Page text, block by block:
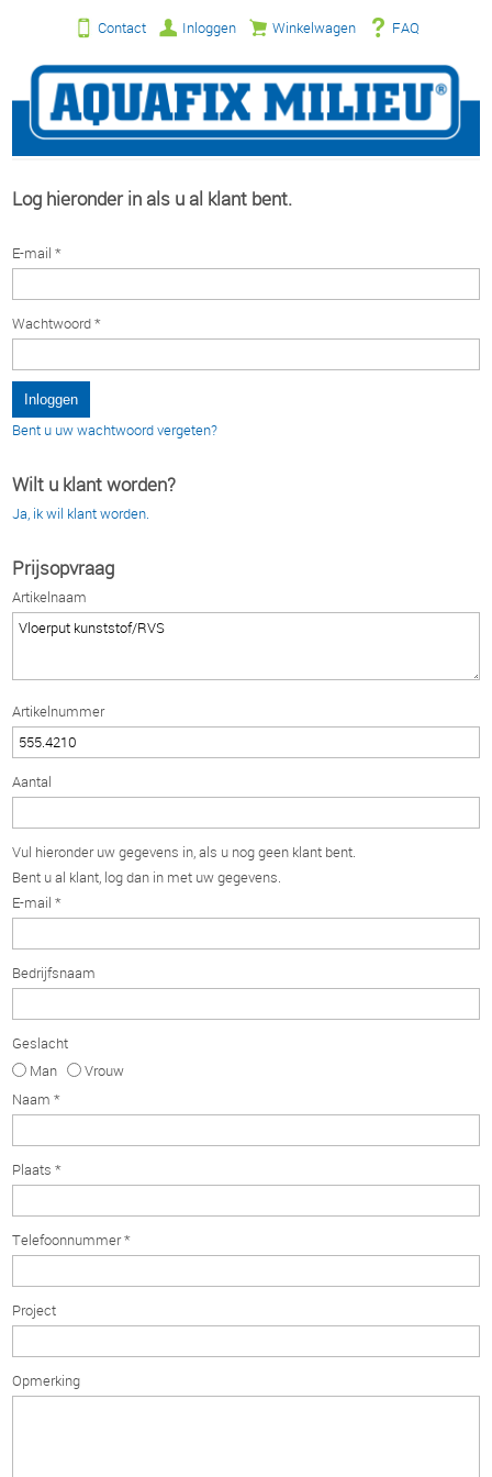
Contact Inloggen Winkelwagen FAQ
Log hieronder in als u al klant bent.
E-mail *
Wachtwoord *
Bent u uw wachtwoord vergeten?
Wilt u klant worden?
Ja, ik wil klant worden.
Prijsopvraag
Artikelnaam
Artikelnummer
Aantal
Vul hieronder uw gegevens in, als u nog geen klant bent.
Bent u al klant, log dan in met uw gegevens.
E-mail *
Bedrijfsnaam
Geslacht
Man
Vrouw
Naam *
Plaats *
Telefoonnummer *
Project
Opmerking